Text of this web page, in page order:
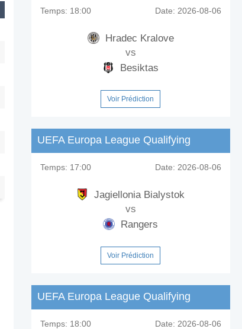
Temps: 18:00 Date: 2026-08-06
Hradec Kralove
vs
Besiktas
Voir Prédiction
UEFA Europa League Qualifying
Temps: 17:00 Date: 2026-08-06
Jagiellonia Bialystok
vs
Rangers
Voir Prédiction
UEFA Europa League Qualifying
Temps: 18:00 Date: 2026-08-06